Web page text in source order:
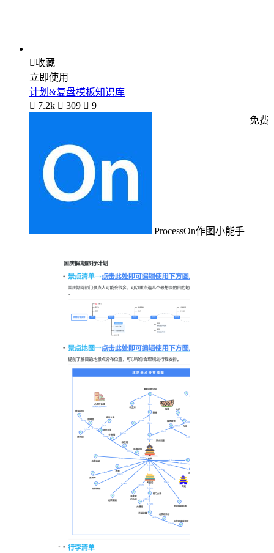
收藏
立即使用
计划&复盘模板知识库
 7.2k  309  9
ProcessOn作图小能手
免费